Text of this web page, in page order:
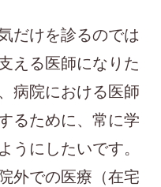
だけを診るのでは
える医師になりた
病院における医師
るために、常に学
うにしたいです。
外での医療（在宅